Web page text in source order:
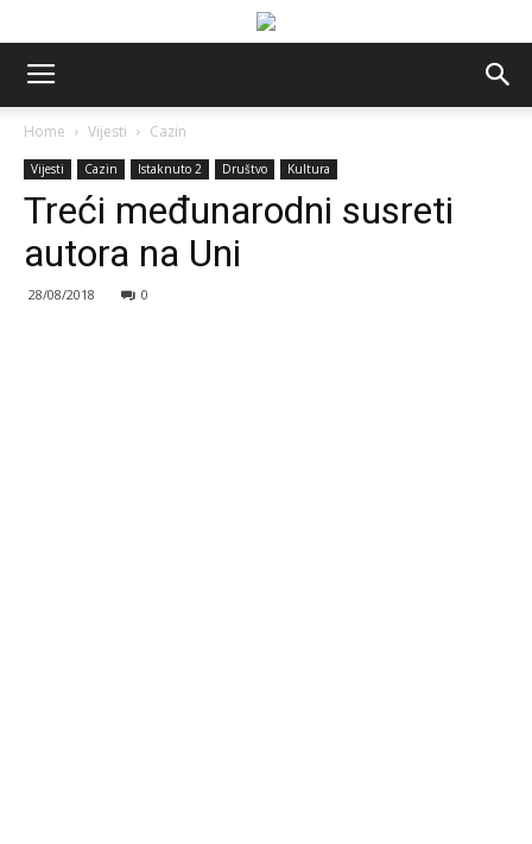
Home Vijesti Cazin
Vijesti Cazin Istaknuto 2 Društvo Kultura
Treći međunarodni susreti
autora na Uni
28/08/2018 0